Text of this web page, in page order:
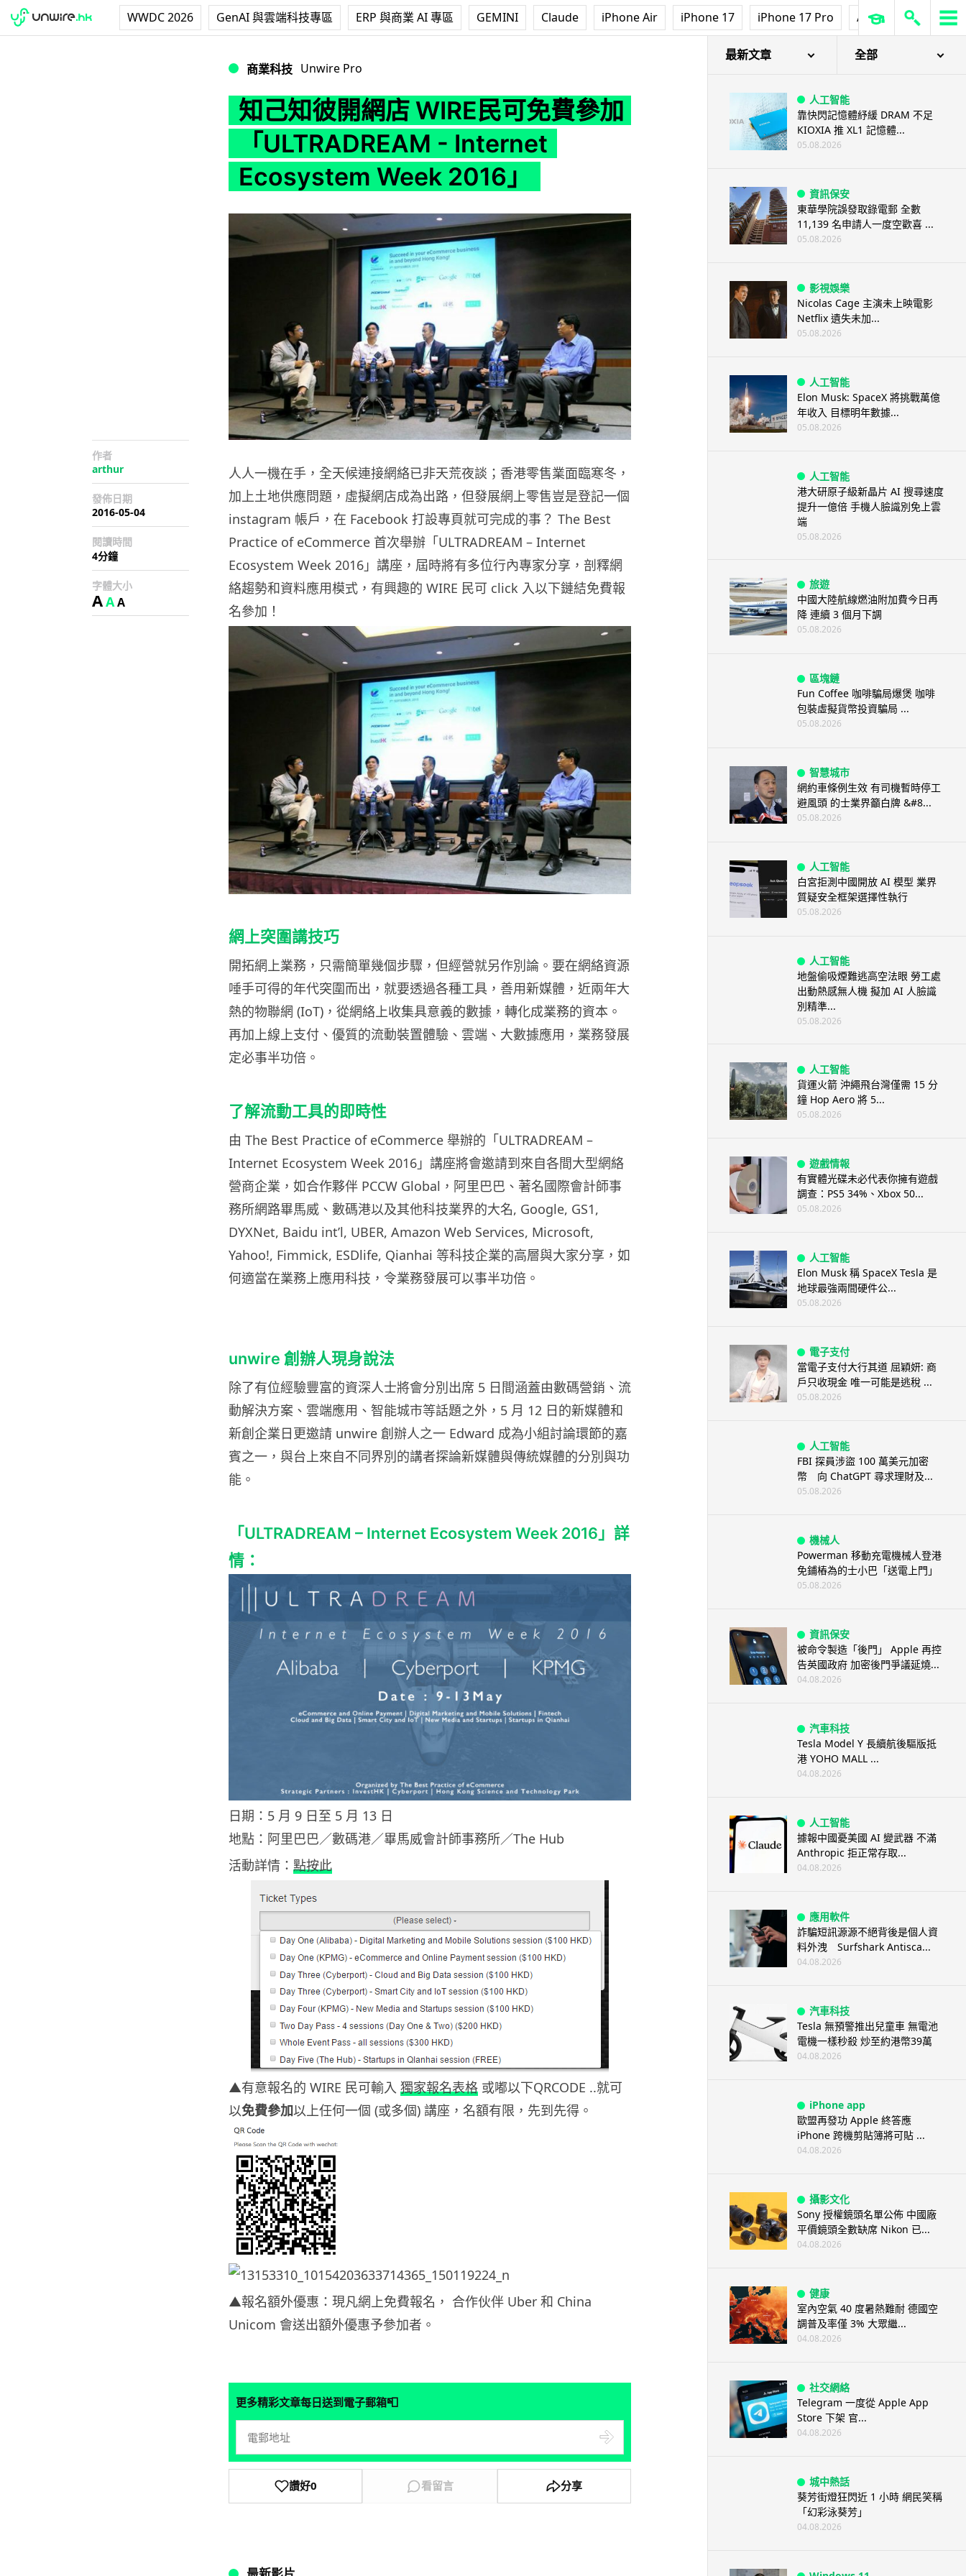
WWDC 2026 GenAI 與雲端科技專區 ERP 與商業 AI 專區 GEMINI Claude iPhone Air iPhone 17 iPhone 17 Pro AirPods Pro 3
商業科技 Unwire Pro
知己知彼開網店 WIRE民可免費參加
「ULTRADREAM - Internet
Ecosystem Week 2016」
作者
arthur
發佈日期
2016-05-04
閱讀時間
4分鐘
字體大小
AAA
人人一機在手，全天候連接網絡已非天荒夜談；香港零售業面臨寒冬，
加上土地供應問題，虛擬網店成為出路，但發展網上零售豈是登記一個
instagram 帳戶，在 Facebook 打設專頁就可完成的事？ The Best
Practice of eCommerce 首次舉辦「ULTRADREAM – Internet
Ecosystem Week 2016」講座，屆時將有多位行內專家分享，剖釋網
絡趨勢和資料應用模式，有興趣的 WIRE 民可 click 入以下鏈結免費報
名參加！
網上突圍講技巧
開拓網上業務，只需簡單幾個步驟，但經營就另作別論。要在網絡資源
唾手可得的年代突圍而出，就要透過各種工具，善用新媒體，近兩年大
熱的物聯網 (IoT)，從網絡上收集具意義的數據，轉化成業務的資本。
再加上線上支付、優質的流動裝置體驗、雲端、大數據應用，業務發展
定必事半功倍。
了解流動工具的即時性
由 The Best Practice of eCommerce 舉辦的「ULTRADREAM –
Internet Ecosystem Week 2016」講座將會邀請到來自各間大型網絡
營商企業，如合作夥伴 PCCW Global，阿里巴巴、著名國際會計師事
務所網路畢馬威、數碼港以及其他科技業界的大名, Google, GS1,
DYXNet, Baidu int’l, UBER, Amazon Web Services, Microsoft,
Yahoo!, Fimmick, ESDlife, Qianhai 等科技企業的高層與大家分享，如
何適當在業務上應用科技，令業務發展可以事半功倍。
unwire 創辦人現身說法
除了有位經驗豐富的資深人士將會分別出席 5 日間涵蓋由數碼營銷、流
動解決方案、雲端應用、智能城市等話題之外，5 月 12 日的新媒體和
新創企業日更邀請 unwire 創辦人之一 Edward 成為小組討論環節的嘉
賓之一，與台上來自不同界別的講者探論新媒體與傳統媒體的分別與功
能。
「ULTRADREAM – Internet Ecosystem Week 2016」詳
情：
日期：5 月 9 日至 5 月 13 日
地點：阿里巴巴／數碼港／畢馬威會計師事務所／The Hub
活動詳情： 點按此
▲有意報名的 WIRE 民可輸入 獨家報名表格 或嘟以下QRCODE ..就可
以免費參加以上任何一個 (或多個) 講座，名額有限，先到先得。
▲報名額外優惠：現凡網上免費報名， 合作伙伴 Uber 和 China
Unicom 會送出額外優惠予參加者。
更多精彩文章每日送到電子郵箱📮
讚好0 看留言 分享
最新文章 全部
人工智能
靠快閃記憶體紓緩 DRAM 不足
KIOXIA 推 XL1 記憶體...
05.08.2026
資訊保安
東華學院誤發取錄電郵 全數
11,139 名申請人一度空歡喜 ...
05.08.2026
影視娛樂
Nicolas Cage 主演未上映電影
Netflix 遺失未加...
05.08.2026
人工智能
Elon Musk: SpaceX 將挑戰萬億
年收入 目標明年數據...
05.08.2026
人工智能
港大研原子級新晶片 AI 搜尋速度
提升一億倍 手機人臉識別免上雲
端
05.08.2026
旅遊
中國大陸航線燃油附加費今日再
降 連續 3 個月下調
05.08.2026
區塊鏈
Fun Coffee 咖啡騙局爆煲 咖啡
包裝虛擬貨幣投資騙局 ...
05.08.2026
智慧城市
網約車條例生效 有司機暫時停工
避風頭 的士業界籲白牌 &#8...
05.08.2026
人工智能
白宮拒測中國開放 AI 模型 業界
質疑安全框架選擇性執行
05.08.2026
人工智能
地盤偷吸煙難逃高空法眼 勞工處
出動熱感無人機 擬加 AI 人臉識
別精準...
05.08.2026
人工智能
貨運火箭 沖繩飛台灣僅需 15 分
鐘 Hop Aero 將 5...
05.08.2026
遊戲情報
有實體光碟未必代表你擁有遊戲
調查：PS5 34%、Xbox 50...
05.08.2026
人工智能
Elon Musk 稱 SpaceX Tesla 是
地球最強兩間硬件公...
05.08.2026
電子支付
當電子支付大行其道 屈穎妍: 商
戶只收現金 唯一可能是逃稅 ...
05.08.2026
人工智能
FBI 探員涉盜 100 萬美元加密
幣 向 ChatGPT 尋求理財及...
05.08.2026
機械人
Powerman 移動充電機械人登港
免鋪樁為的士小巴「送電上門」
05.08.2026
資訊保安
被命令製造「後門」 Apple 再控
告英國政府 加密後門爭議延燒...
04.08.2026
汽車科技
Tesla Model Y 長續航後驅版抵
港 YOHO MALL ...
04.08.2026
人工智能
據報中國憂美國 AI 變武器 不滿
Anthropic 拒正常存取...
04.08.2026
應用軟件
詐騙短訊源源不絕背後是個人資
料外洩 Surfshark Antisca...
04.08.2026
汽車科技
Tesla 無預警推出兒童車 無電池
電機一樣秒殺 炒至約港幣39萬
04.08.2026
iPhone app
歐盟再發功 Apple 終答應
iPhone 跨機剪貼簿將可貼 ...
04.08.2026
攝影文化
Sony 授權鏡頭名單公佈 中國廠
平價鏡頭全數缺席 Nikon 已...
04.08.2026
健康
室內空氣 40 度暑熱難耐 德國空
調普及率僅 3% 大眾繼...
04.08.2026
社交網絡
Telegram 一度從 Apple App
Store 下架 官...
04.08.2026
城中熱話
葵芳街燈狂閃近 1 小時 網民笑稱
「幻彩泳葵芳」
04.08.2026